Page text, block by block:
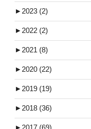
► 2023 (2)
► 2022 (2)
► 2021 (8)
► 2020 (22)
► 2019 (19)
► 2018 (36)